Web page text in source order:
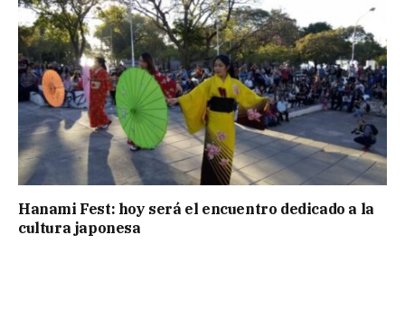
Hanami Fest: hoy será el encuentro dedicado a la
cultura japonesa